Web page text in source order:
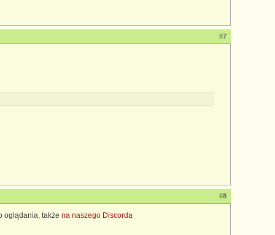
#7
#8
oglądania, także na naszego Discorda